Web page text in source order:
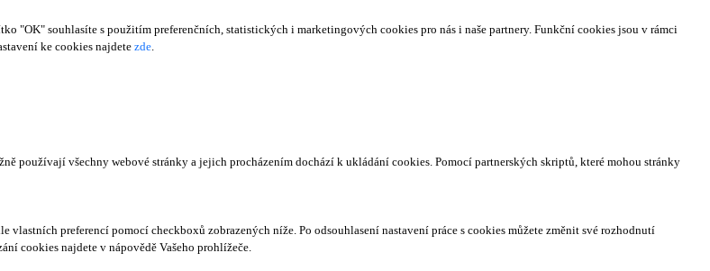
"OK" souhlasíte s použitím preferenčních, statistických i marketingových cookies pro nás i naše partnery. Funkční cookies jsou v rámci
ke cookies najdete zde.
používají všechny webové stránky a jejich procházením dochází k ukládání cookies. Pomocí partnerských skriptů, které mohou stránky
preferencí pomocí checkboxů zobrazených níže. Po odsouhlasení nastavení práce s cookies můžete změnit své rozhodnutí
cookies najdete v nápovědě Vašeho prohlížeče.